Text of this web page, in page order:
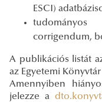
ESCI)
corrigendum,
A publikációs listát
az Egyetemi
Amennyiben
jelezze a